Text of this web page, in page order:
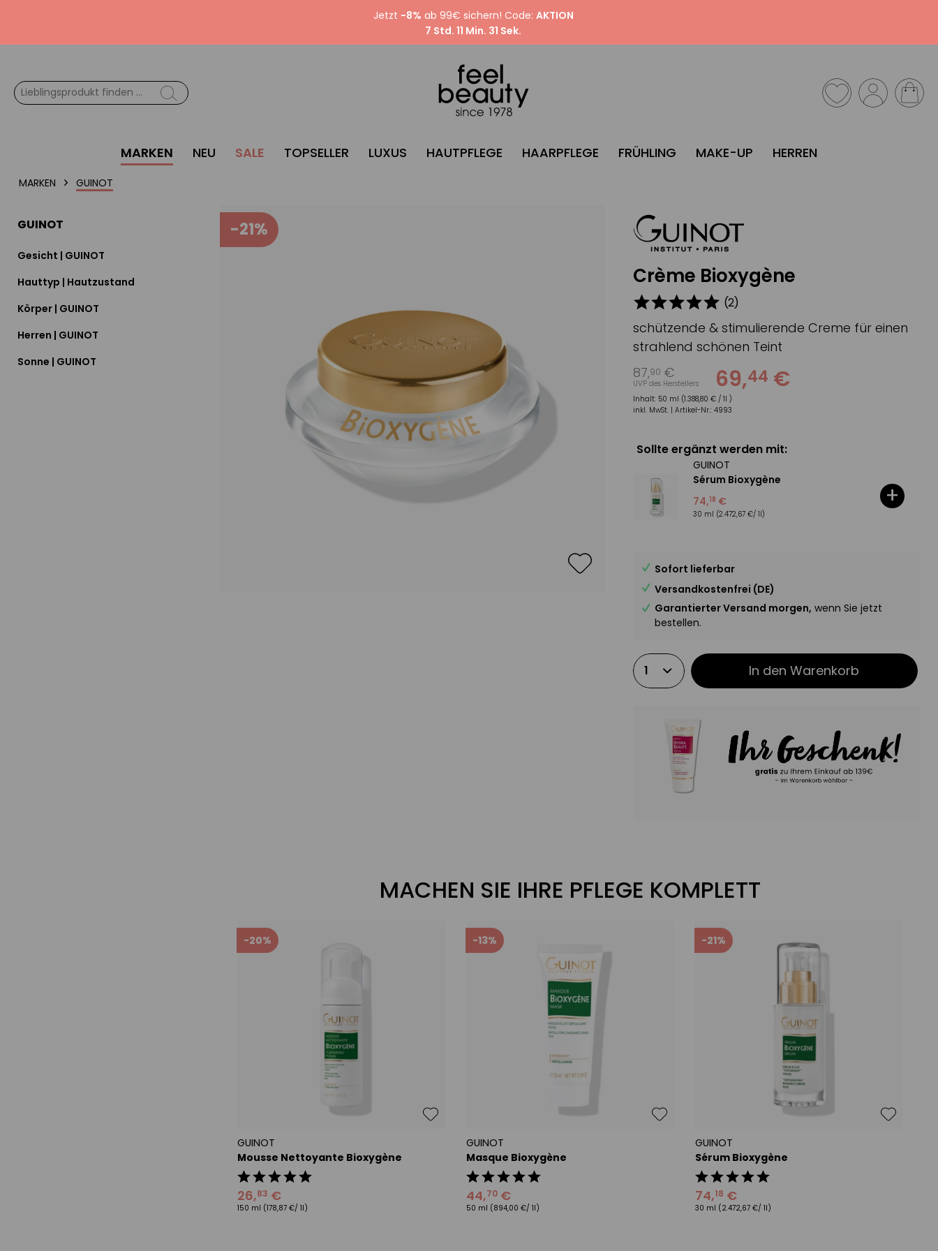
Jetzt -8% ab 99€ sichern! Code: AKTION
7 Std. 11 Min. 30 Sek.
MARKEN NEU SALE TOPSELLER LUXUS HAUTPFLEGE HAARPFLEGE FRÜHLING MAKE-UP HERREN
MARKEN GUINOT
GUINOT
Gesicht | GUINOT
Hauttyp | Hautzustand
Körper | GUINOT
Herren | GUINOT
Sonne | GUINOT
-21%
Crème Bioxygène
(2)
schützende & stimulierende Creme für einen
strahlend schönen Teint
87,90 €
UVP des Herstellers 69,44 €
Inhalt: 50 ml (1.388,80 € / 1l )
inkl. MwSt. |Artikel-Nr.:4993
Sollte ergänzt werden mit:
GUINOT
Sérum Bioxygène
74,18 €
30 ml (2.472,67 €/ 1l)
+
Sofort lieferbar
Versandkostenfrei (DE)
Garantierter Versand morgen, wenn Sie jetzt
bestellen.
In den Warenkorb
MACHEN SIE IHRE PFLEGE KOMPLETT
-20%
GUINOT
Mousse Nettoyante Bioxygène
26,83 €
150 ml (178,87 €/ 1l)
-13%
GUINOT
Masque Bioxygène
44,70 €
50 ml (894,00 €/ 1l)
-21%
GUINOT
Sérum Bioxygène
74,18 €
30 ml (2.472,67 €/ 1l)